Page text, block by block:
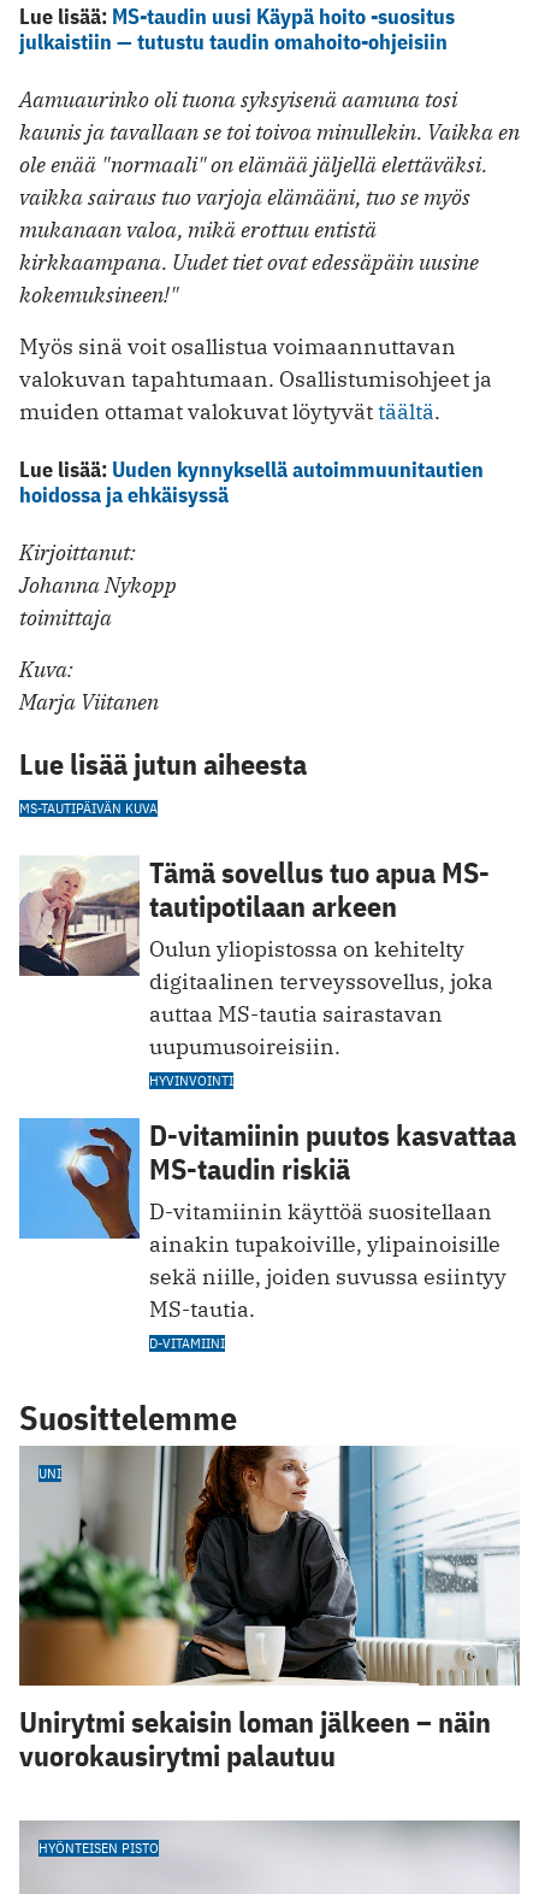
Lue lisää: MS-taudin uusi Käypä hoito -suositus
julkaistiin — tutustu taudin omahoito-ohjeisiin
Aamuaurinko oli tuona syksyisenä aamuna tosi
kaunis ja tavallaan se toi toivoa minullekin. Vaikka en
ole enää "normaali" on elämää jäljellä elettäväksi.
vaikka sairaus tuo varjoja elämääni, tuo se myös
mukanaan valoa, mikä erottuu entistä
kirkkaampana. Uudet tiet ovat edessäpäin uusine
kokemuksineen!"
Myös sinä voit osallistua voimaannuttavan
valokuvan tapahtumaan. Osallistumisohjeet ja
muiden ottamat valokuvat löytyvättäältä.
Lue lisää: Uuden kynnyksellä autoimmuunitautien
hoidossa ja ehkäisyssä
Kirjoittanut:
Johanna Nykopp
toimittaja
Kuva:
Marja Viitanen
Lue lisää jutun aiheesta
MS-TAUTIPÄIVÄN KUVA
Tämä sovellus tuo apua MS-
tautipotilaan arkeen
Oulun yliopistossa on kehitelty
digitaalinen terveyssovellus, joka
auttaa MS-tautia sairastavan
uupumusoireisiin.
HYVINVOINTI
D-vitamiinin puutos kasvattaa
MS-taudin riskiä
D-vitamiinin käyttöä suositellaan
ainakin tupakoiville, ylipainoisille
sekä niille, joiden suvussa esiintyy
MS-tautia.
D-VITAMIINI
Suosittelemme
UNI
Unirytmi sekaisin loman jälkeen – näin
vuorokausirytmi palautuu
HYÖNTEISEN PISTO